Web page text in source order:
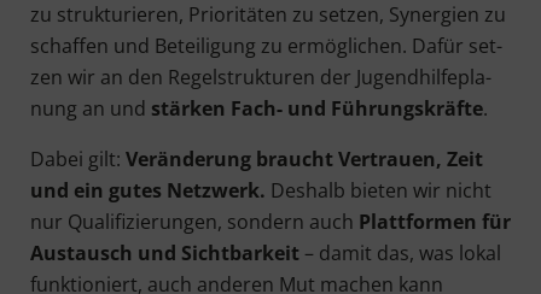
zu struk­tu­rie­ren, Prio­ri­tä­ten zu set­zen, Syn­er­gien zu
schaf­fen und Betei­li­gung zu ermög­li­chen. Dafür set­
zen wir an den Regel­struk­tu­ren der Jugend­hil­fe­pla­
nung an und stär­ken Fach- und Füh­rungs­kräf­te.
Dabei gilt: Ver­än­de­rung braucht Ver­trau­en, Zeit
und ein gutes Netz­werk. Des­halb bie­ten wir nicht
nur Qua­li­fi­zie­run­gen, son­dern auch Platt­for­men für
Aus­tausch und Sicht­bar­keit– damit das, was lokal
funk­tio­niert, auch ande­ren Mut machen kann